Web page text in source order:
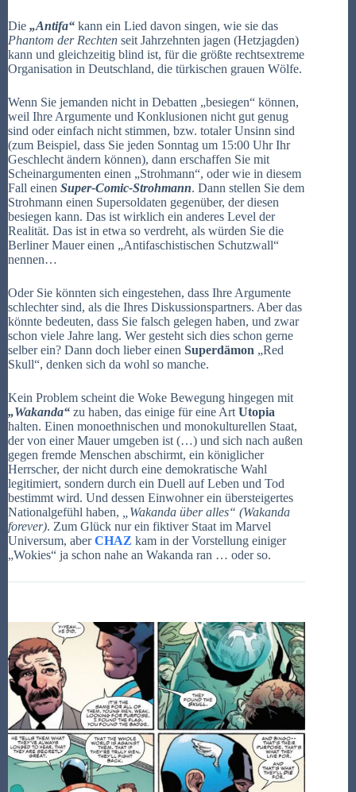
Die „Antifa“ kann ein Lied davon singen, wie sie das
Phantom der Rechten seit Jahrzehnten jagen (Hetzjagden)
kann und gleichzeitig blind ist, für die größte rechtsextreme
Organisation in Deutschland, die türkischen grauen Wölfe.
Wenn Sie jemanden nicht in Debatten „besiegen“ können,
weil Ihre Argumente und Konklusionen nicht gut genug
sind oder einfach nicht stimmen, bzw. totaler Unsinn sind
(zum Beispiel, dass Sie jeden Sonntag um 15:00 Uhr Ihr
Geschlecht ändern können), dann erschaffen Sie mit
Scheinargumenten einen „Strohmann“, oder wie in diesem
Fall einen Super-Comic-Strohmann. Dann stellen Sie dem
Strohmann einen Supersoldaten gegenüber, der diesen
besiegen kann. Das ist wirklich ein anderes Level der
Realität. Das ist in etwa so verdreht, als würden Sie die
Berliner Mauer einen „Antifaschistischen Schutzwall“
nennen…
Oder Sie könnten sich eingestehen, dass Ihre Argumente
schlechter sind, als die Ihres Diskussionspartners. Aber das
könnte bedeuten, dass Sie falsch gelegen haben, und zwar
schon viele Jahre lang. Wer gesteht sich dies schon gerne
selber ein? Dann doch lieber einen Superdämon „Red
Skull“, denken sich da wohl so manche.
Kein Problem scheint die Woke Bewegung hingegen mit
„Wakanda“ zu haben, das einige für eine Art Utopia
halten. Einen monoethnischen und monokulturellen Staat,
der von einer Mauer umgeben ist (…) und sich nach außen
gegen fremde Menschen abschirmt, ein königlicher
Herrscher, der nicht durch eine demokratische Wahl
legitimiert, sondern durch ein Duell auf Leben und Tod
bestimmt wird. Und dessen Einwohner ein übersteigertes
Nationalgefühl haben,
„Wakanda über alles“ (Wakanda
forever). Zum Glück nur ein fiktiver Staat im Marvel
Universum, aberCHAZ kam in der Vorstellung einiger
„Wokies“ ja schon nahe an Wakanda ran … oder so.